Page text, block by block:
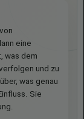
eine
was dem
und zu
was genau
Sie